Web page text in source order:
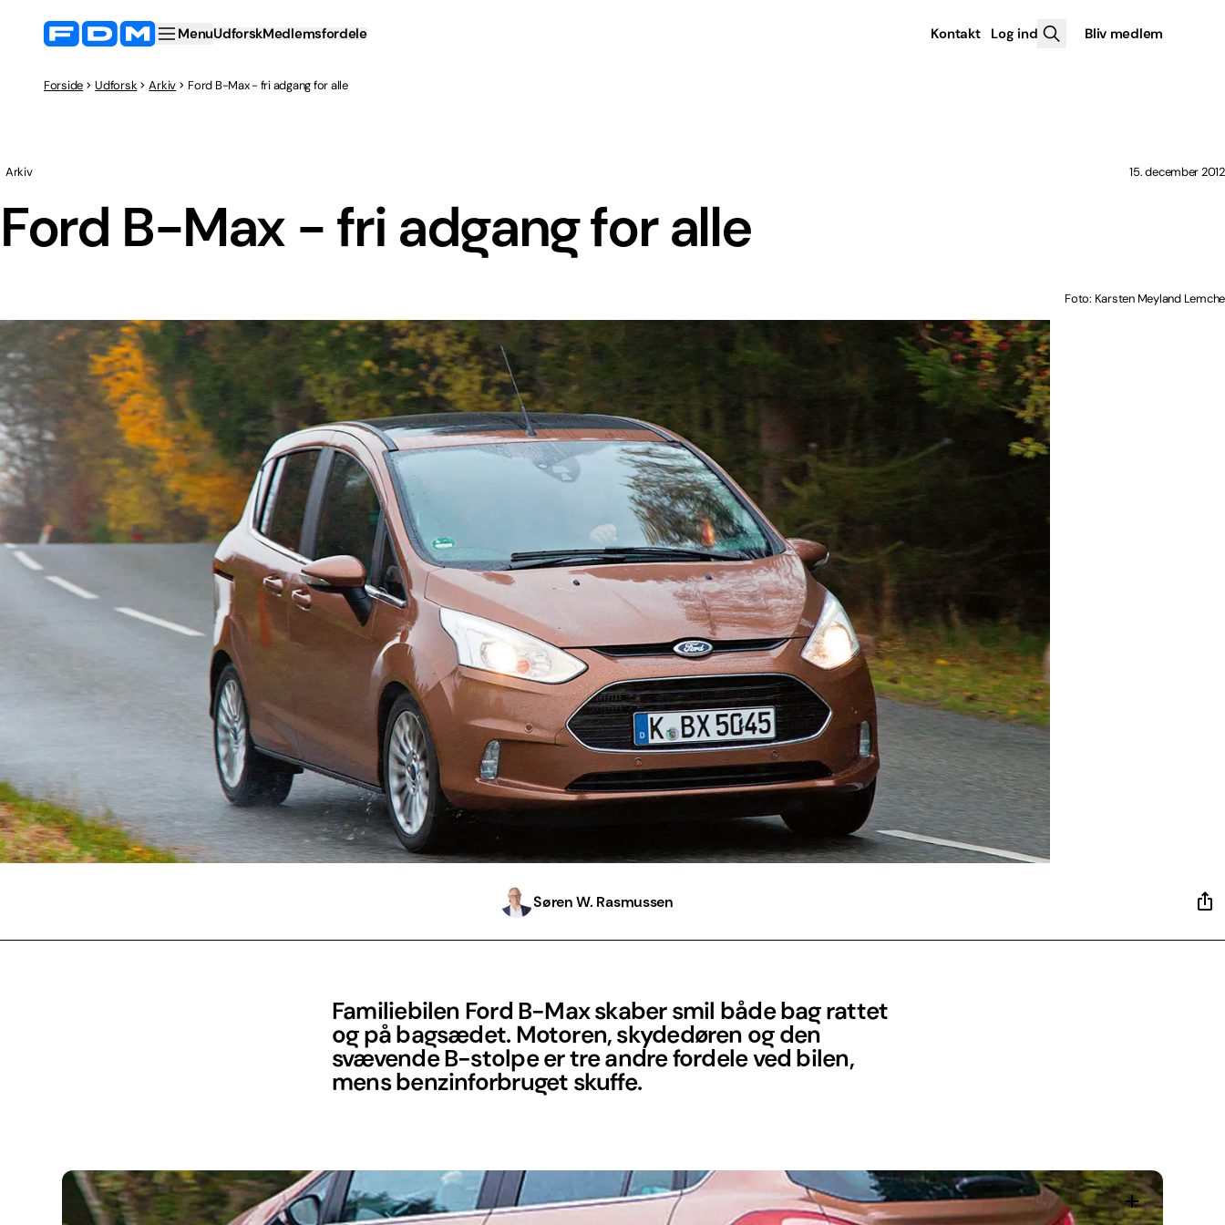
MenuUdforskMedlemsfordele Kontakt Log ind Bliv medlem
Forside Udforsk Arkiv Ford B-Max - fri adgang for alle
Ford B-Max - fri adgang for alle
Arkiv 15. december 2012
Foto: Karsten Meyland Lemche
Søren W. Rasmussen
Familiebilen Ford B-Max skaber smil både bag rattet
og på bagsædet. Motoren, skydedøren og den
svævende B-stolpe er tre andre fordele ved bilen,
mens benzinforbruget skuffe.